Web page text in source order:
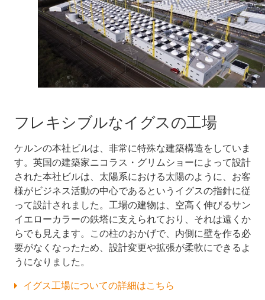
フレキシブルなイグスの工場
ケルンの本社ビルは、非常に特殊な建築構造をしていま
す。英国の建築家ニコラス・グリムショーによって設計
された本社ビルは、太陽系における太陽のように、お客
様がビジネス活動の中心であるというイグスの指針に従
って設計されました。工場の建物は、空高く伸びるサン
イエローカラーの鉄塔に支えられており、それは遠くか
らでも見えます。この柱のおかげで、内側に壁を作る必
要がなくなったため、設計変更や拡張が柔軟にできるよ
うになりました。
イグス工場についての詳細はこちら